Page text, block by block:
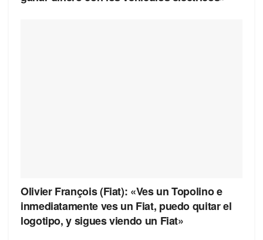
Olivier François (Fiat): «Ves un Topolino e
inmediatamente ves un Fiat, puedo quitar el
logotipo, y sigues viendo un Fiat»